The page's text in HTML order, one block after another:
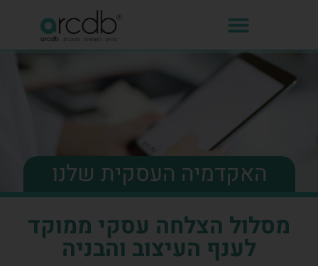
האקדמיה העסקית שלנו
מסלול הצלחה עסקי ממוקד
לענף העיצוב והבניה